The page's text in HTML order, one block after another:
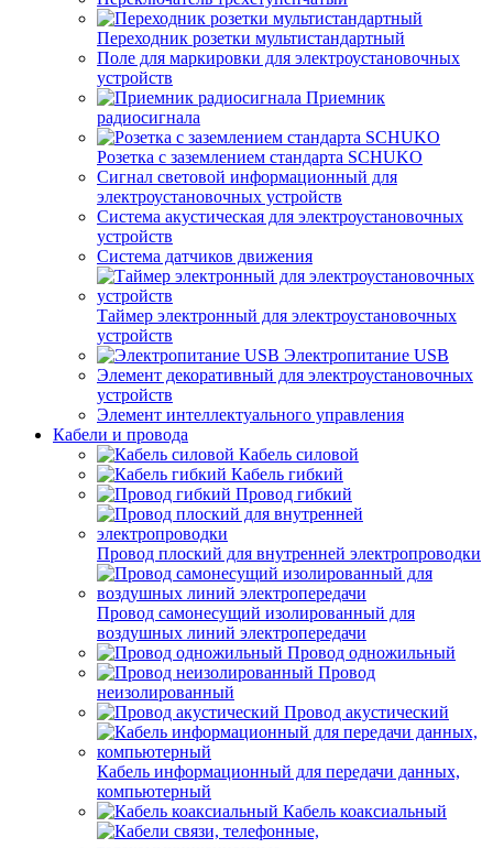
Переходник розетки мультистандартный
Поле для маркировки для электроустановочных
устройств
Приемник
радиосигнала
Розетка с заземлением стандарта SCHUKO
Сигнал световой информационный для
электроустановочных устройств
Система акустическая для электроустановочных
устройств
Система датчиков движения
Таймер электронный для электроустановочных
устройств
Электропитание USB
Элемент декоративный для электроустановочных
устройств
Элемент интеллектуального управления
Кабели и провода
Кабель силовой
Кабель гибкий
Провод гибкий
Провод плоский для внутренней электропроводки
Провод самонесущий изолированный для
воздушных линий электропередачи
Провод одножильный
Провод
неизолированный
Провод акустический
Кабель информационный для передачи данных,
компьютерный
Кабель коаксиальный